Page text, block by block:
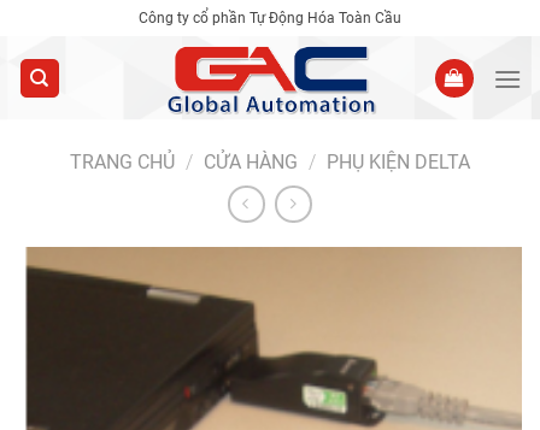
content
Công ty cổ phần Tự Động Hóa Toàn Cầu
TRANG CHỦ / CỬA HÀNG / PHỤ KIỆN DELTA